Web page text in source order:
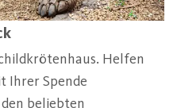
Helfen
Ihrer Spende
beliebten